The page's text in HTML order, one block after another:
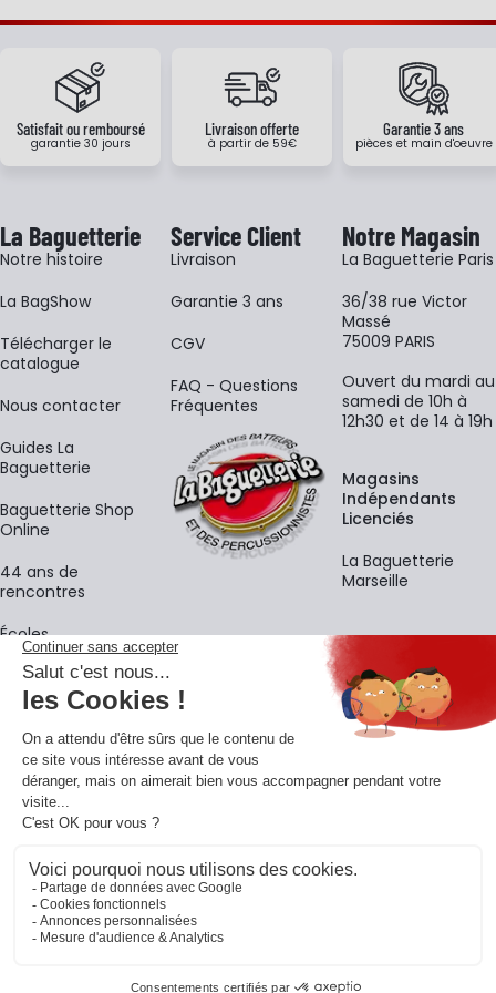
Satisfait ou remboursé
garantie 30 jours
Livraison offerte
à partir de 59€
Garantie 3 ans
pièces et main d'oeuvre
La Baguetterie
Notre histoire
La BagShow
​Télécharger le
catalogue
Nous contacter
Guides La
Baguetterie
Baguetterie Shop
Online
44 ans de
rencontres
Écoles
Service Client
Livraison
Garantie 3 ans
CGV
FAQ - Questions
Fréquentes
Notre Magasin
La Baguetterie Paris
36/38 rue Victor
Massé
75009 PARIS
Ouvert du mardi au
samedi de 10h à
12h30 et de 14 à 19h
Magasins
Indépendants
Licenciés
La Baguetterie
Marseille
La newsletter
Adresse e-mail
En vous inscrivant à notre newsletter, vous acceptez notre
confidentialité.
Retrouvons-nous sur